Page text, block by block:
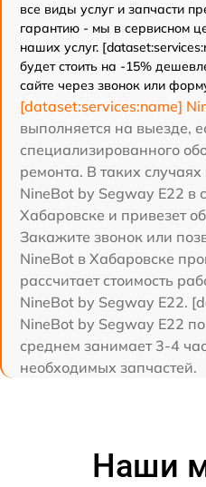
все виды услуг и запчасти
гарантию - мы в сервисном
наших услуг.
будет стоить на -15%
сайте через звонок или
[dataset:services:name]
выполняется на выезде,
специализированного
ремонта. В таких
NineBot by Segway E22 в
Хабаровске и привезет
Закажите звонок или
NineBot в Хабаровске
рассчитает стоимость
NineBot by Segway E22.
NineBot by Segway E22
среднем занимает 3-4
необходимых запчастей.
Наши